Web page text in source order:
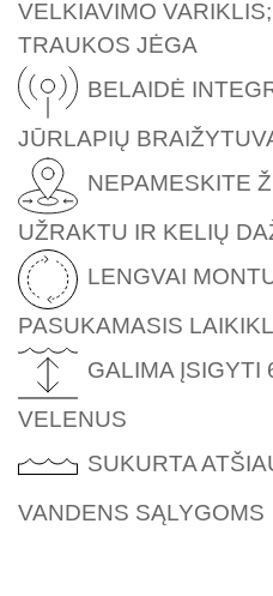
VELKIAVIMO
TRAUKOS JĖGA
BELAIDĖ
JŪRLAPIŲ
NEPAMESKITE
UŽRAKTU IR KELIŲ
LENGVAI
PASUKAMASIS
GALIMA ĮSIGYTI
VELENUS
SUKURTA
VANDENS SĄLYGOMS